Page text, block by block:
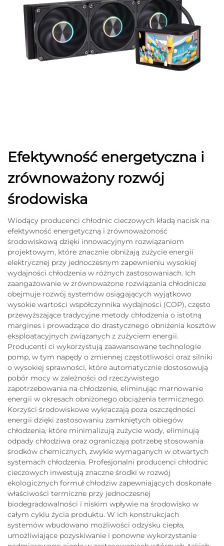
Efektywność energetyczna i
zrównoważony rozwój
środowiska
Wiodący producenci chłodnic cieczowych kładą nacisk na
efektywność energetyczną i zrównoważoność
środowiskową dzięki innowacyjnym rozwiązaniom
projektowym, które znacznie obniżają zużycie energii
elektrycznej przy jednoczesnym zapewnieniu wysokiej
wydajności chłodzenia w różnych zastosowaniach. Ich
zaangażowanie w zrównoważone rozwiązania chłodnicze
obejmuje rozwój systemów osiągających wyjątkowo
wysokie wartości współczynnika wydajności (COP), często
przewyższające tradycyjne metody chłodzenia o istotną
margines i prowadzące do drastycznego obniżenia kosztów
eksploatacyjnych związanych z zużyciem energii.
Producenti ci wykorzystują zaawansowane technologie
pomp, w tym napędy o zmiennej częstotliwości oraz silniki
o wysokiej sprawności, które automatycznie dostosowują
pobór mocy w zależności od rzeczywistego
zapotrzebowania na chłodzenie, eliminując marnowanie
energii w okresach obniżonego obciążenia termicznego.
Korzyści środowiskowe wykraczają poza oszczędności
energii dzięki zastosowaniu zamkniętych obiegów
chłodzenia, które minimalizują zużycie wody, eliminują
odpady chłodziwa oraz ograniczają potrzebę stosowania
środków chemicznych, zwykle wymaganych w otwartych
systemach chłodzenia. Profesjonalni producenci chłodnic
cieczowych inwestują znaczne środki w rozwój
ekologicznych formuł chłodziw zapewniających doskonałe
właściwości termiczne przy jednoczesnej
biodegradowalności i niskim wpływie na środowisko w
całym cyklu życia produktu. W ich konstrukcjach
systemów wbudowano możliwości odzysku ciepła,
umożliwiające pozyskiwanie i ponowne wykorzystanie